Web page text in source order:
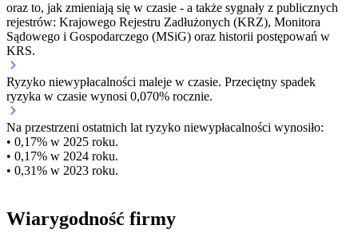
oraz to, jak zmieniają się w czasie - a także sygnały z publicznych
rejestrów: Krajowego Rejestru Zadłużonych (KRZ), Monitora
Sądowego i Gospodarczego (MSiG) oraz historii postępowań w
KRS.
Ryzyko niewypłacalności maleje w czasie. Przeciętny spadek
ryzyka w czasie wynosi 0,070% rocznie.
Na przestrzeni ostatnich lat ryzyko niewypłacalności wynosiło:
• 0,17% w 2025 roku.
• 0,17% w 2024 roku.
• 0,31% w 2023 roku.
Wiarygodność firmy